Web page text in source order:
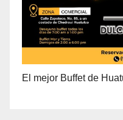
El mejor Buffet de